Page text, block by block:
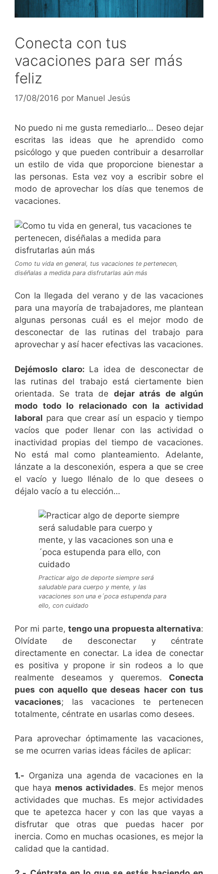
Conecta con tus
vacaciones para ser más
feliz
17/08/2016 por Manuel Jesús
No puedo ni me gusta remediarlo… Deseo dejar
escritas las ideas que he aprendido como
psicólogo y que pueden contribuir a desarrollar
un estilo de vida que proporcione bienestar a
las personas. Esta vez voy a escribir sobre el
modo de aprovechar los días que tenemos de
vacaciones.
Como tu vida en general, tus vacaciones te pertenecen,
diséñalas a medida para disfrutarlas aún más
Con la llegada del verano y de las vacaciones
para una mayoría de trabajadores, me plantean
algunas personas cuál es el mejor modo de
desconectar de las rutinas del trabajo para
aprovechar y así hacer efectivas las vacaciones.
Dejémoslo claro: La idea de desconectar de
las rutinas del trabajo está ciertamente bien
orientada. Se trata de dejar atrás de algún
modo todo lo relacionado con la actividad
laboral para que crear así un espacio y tiempo
vacíos que poder llenar con las actividad o
inactividad propias del tiempo de vacaciones.
No está mal como planteamiento. Adelante,
lánzate a la desconexión, espera a que se cree
el vacío y luego llénalo de lo que desees o
déjalo vacío a tu elección…
Practicar algo de deporte siempre será
saludable para cuerpo y mente, y las
vacaciones son una e´poca estupenda para
ello, con cuidado
Por mi parte, tengo una propuesta alternativa:
Olvídate de desconectar y céntrate
directamente en conectar. La idea de conectar
es positiva y propone ir sin rodeos a lo que
realmente deseamos y queremos. Conecta
pues con aquello que deseas hacer con tus
vacaciones; las vacaciones te pertenecen
totalmente, céntrate en usarlas como desees.
Para aprovechar óptimamente las vacaciones,
se me ocurren varias ideas fáciles de aplicar:
1.- Organiza una agenda de vacaciones en la
que haya menos actividades. Es mejor menos
actividades que muchas. Es mejor actividades
que te apetezca hacer y con las que vayas a
disfrutar que otras que puedas hacer por
inercia. Como en muchas ocasiones, es mejor la
calidad que la cantidad.